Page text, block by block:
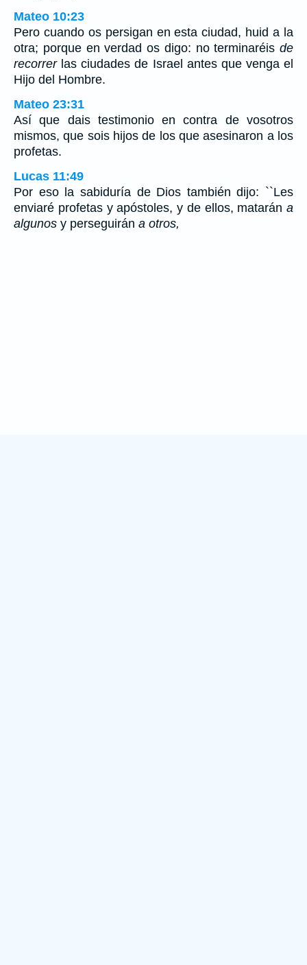
Mateo 10:23
Pero cuando os persigan en esta ciudad, huid a la
otra; porque en verdad os digo: no terminaréis de
recorrerlas ciudades de Israel antes que venga el
Hijo del Hombre.
Mateo 23:31
Así que dais testimonio en contra de vosotros
mismos, que sois hijos de los que asesinaron a los
profetas.
Lucas 11:49
Por eso la sabiduría de Dios también dijo: ``Les
enviaré profetas y apóstoles, y de ellos, matarán a
algunos y perseguirán a otros,